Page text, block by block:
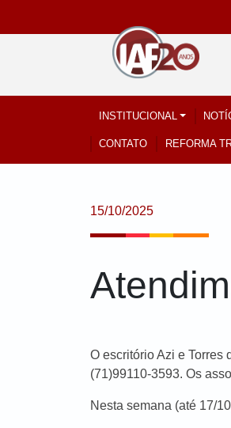
INSTITUCIONAL
CONTATO REFORMA
15/10/2025
O escritório Azi e Torres
(71)99110-3593. Os
Nesta semana (até 17/